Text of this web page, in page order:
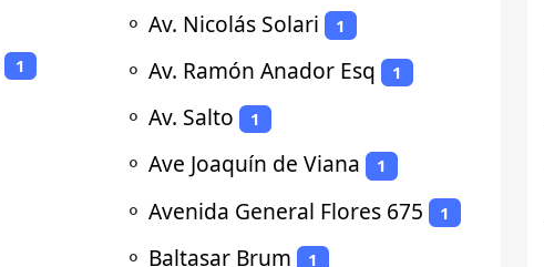
1
⚬ Av. Nicolás Solari 1
⚬ Av. Ramón Anador Esq 1
⚬ Av. Salto 1
⚬ Ave Joaquín de Viana 1
⚬ Avenida General Flores 675 1
⚬ Baltasar Brum 1